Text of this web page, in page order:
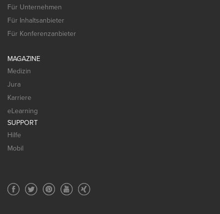
Für Unternehmen
Für Inhaltsanbieter
Für Konferenzanbieter
MAGAZINE
Medizin
Jura
Karriere
eLearning
SUPPORT
Hilfe
Mobil